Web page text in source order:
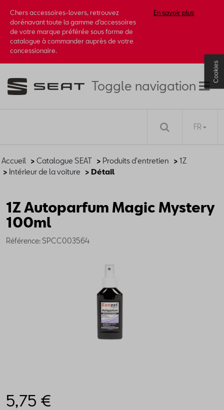
Chers accessoires-lovers, retrouvez
dorénavant toute la gamme d’accessoires
de votre marque préférée sous forme de
catalogue à commander auprès de votre
concessionaire.
En savoir plus
Toggle navigation
FR
Accueil > Catalogue SEAT > Produits d'entretien > 1Z
> Intérieur de la voiture > Détail
1Z Autoparfum Magic Mystery
100ml
Référence: SPCC003564
5,75 €
Cookies